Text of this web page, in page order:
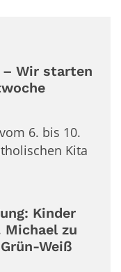
– Wir starten
6. bis 10.
Kita
Kinder
zu
Weiß